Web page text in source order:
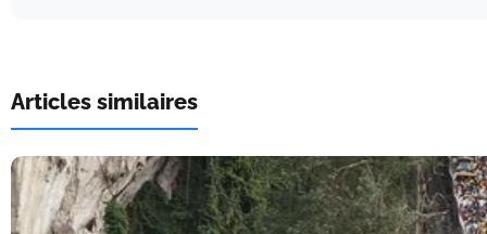
Articles similaires